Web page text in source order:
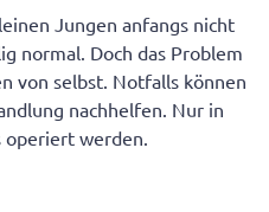
Jungen anfangs nicht
normal. Doch das Problem
von selbst. Notfalls können
nachhelfen. Nur in
operiert werden.